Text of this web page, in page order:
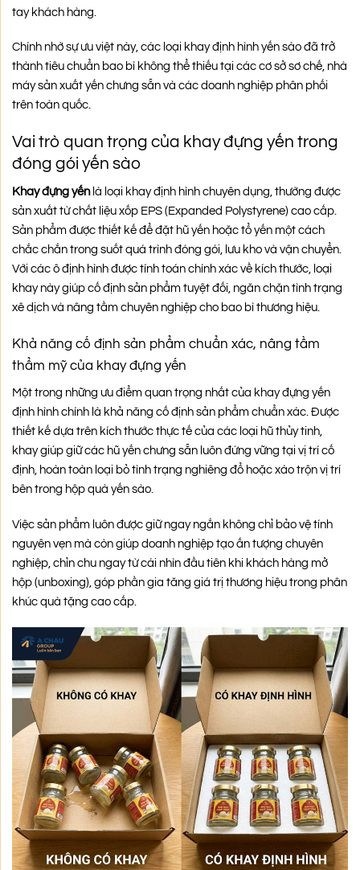
tay khách hàng.
Chính nhờ sự ưu việt này, các loại khay định hình yến sào đã trở
thành tiêu chuẩn bao bì không thể thiếu tại các cơ sở sơ chế, nhà
máy sản xuất yến chưng sẵn và các doanh nghiệp phân phối
trên toàn quốc.
Vai trò quan trọng của khay đựng yến trong
đóng gói yến sào
Khay đựng yếnlà loại khay định hình chuyên dụng, thường được
sản xuất từ chất liệu xốp EPS (Expanded Polystyrene) cao cấp.
Sản phẩm được thiết kế để đặt hũ yến hoặc tổ yến một cách
chắc chắn trong suốt quá trình đóng gói, lưu kho và vận chuyển.
Với các ô định hình được tính toán chính xác về kích thước, loại
khay này giúp cố định sản phẩm tuyệt đối, ngăn chặn tình trạng
xê dịch và nâng tầm chuyên nghiệp cho bao bì thương hiệu.
Khả năng cố định sản phẩm chuẩn xác, nâng tầm
thẩm mỹ của khay đựng yến
Một trong những ưu điểm quan trọng nhất của khay đựng yến
định hình chính là khả năng cố định sản phẩm chuẩn xác. Được
thiết kế dựa trên kích thước thực tế của các loại hũ thủy tinh,
khay giúp giữ các hũ yến chưng sẵn luôn đứng vững tại vị trí cố
định, hoàn toàn loại bỏ tình trạng nghiêng đổ hoặc xáo trộn vị trí
bên trong hộp quà yến sào.
Việc sản phẩm luôn được giữ ngay ngắn không chỉ bảo vệ tính
nguyên vẹn mà còn giúp doanh nghiệp tạo ấn tượng chuyên
nghiệp, chỉn chu ngay từ cái nhìn đầu tiên khi khách hàng mở
hộp (unboxing), góp phần gia tăng giá trị thương hiệu trong phân
khúc quà tặng cao cấp.